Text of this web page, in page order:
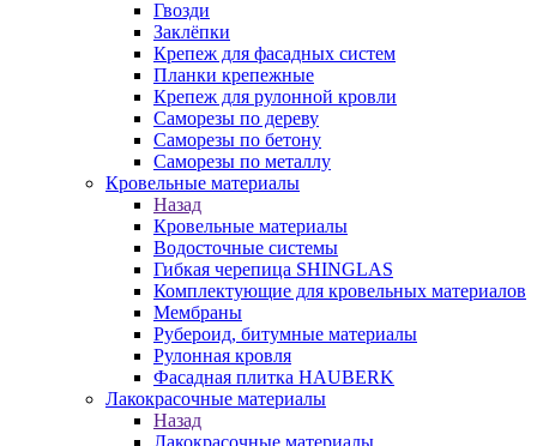
Гвозди
Заклёпки
Крепеж для фасадных систем
Планки крепежные
Крепеж для рулонной кровли
Саморезы по дереву
Саморезы по бетону
Саморезы по металлу
Кровельные материалы
Назад
Кровельные материалы
Водосточные системы
Гибкая черепица SHINGLAS
Комплектующие для кровельных материалов
Мембраны
Рубероид, битумные материалы
Рулонная кровля
Фасадная плитка HAUBERK
Лакокрасочные материалы
Назад
Лакокрасочные материалы